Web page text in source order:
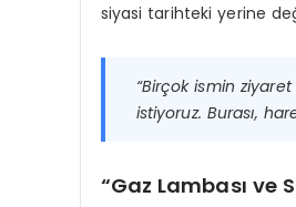
siyasi tarihteki yerine
“Birçok ismin
istiyoruz. Burası,
“Gaz Lambası ve